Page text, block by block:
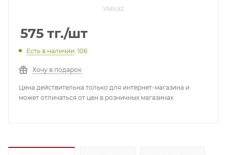
575 тг./шт
Есть в наличии: 106
Хочу в подарок
Цена действительна только для интернет-магазина и
может отличаться от цен в розничных магазинах